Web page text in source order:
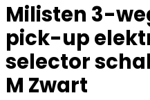
Milisten 3-
pick-up
selector
M Zwart